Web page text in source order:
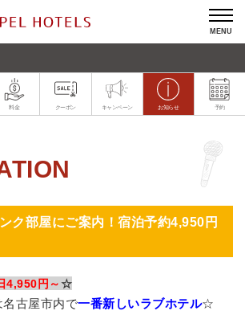
MENU
料金 クーポン キャンペーン お知らせ 予約
ク部屋にご案内！宿泊予約4,950円
4,950円～☆
名古屋市内で一番新しいラブホテル☆